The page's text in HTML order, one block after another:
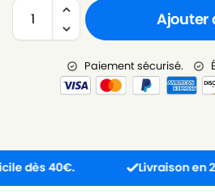
Ajouter
Paiement sécurisé.
40€. Livraison en 24h à